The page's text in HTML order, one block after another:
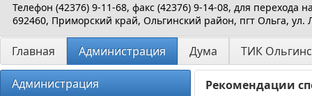
Телефон (42376) 9-11-68, факс (42376) 9-14-08, для перехода
692460, Приморский край, Ольгинский район, пгт Ольга, ул.
Главная Администрация Дума ТИК
Администрация
Рекомендации